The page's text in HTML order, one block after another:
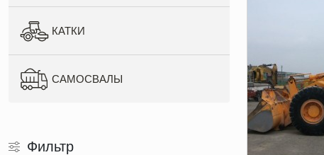
КАТКИ
САМОСВАЛЫ
Фильтр